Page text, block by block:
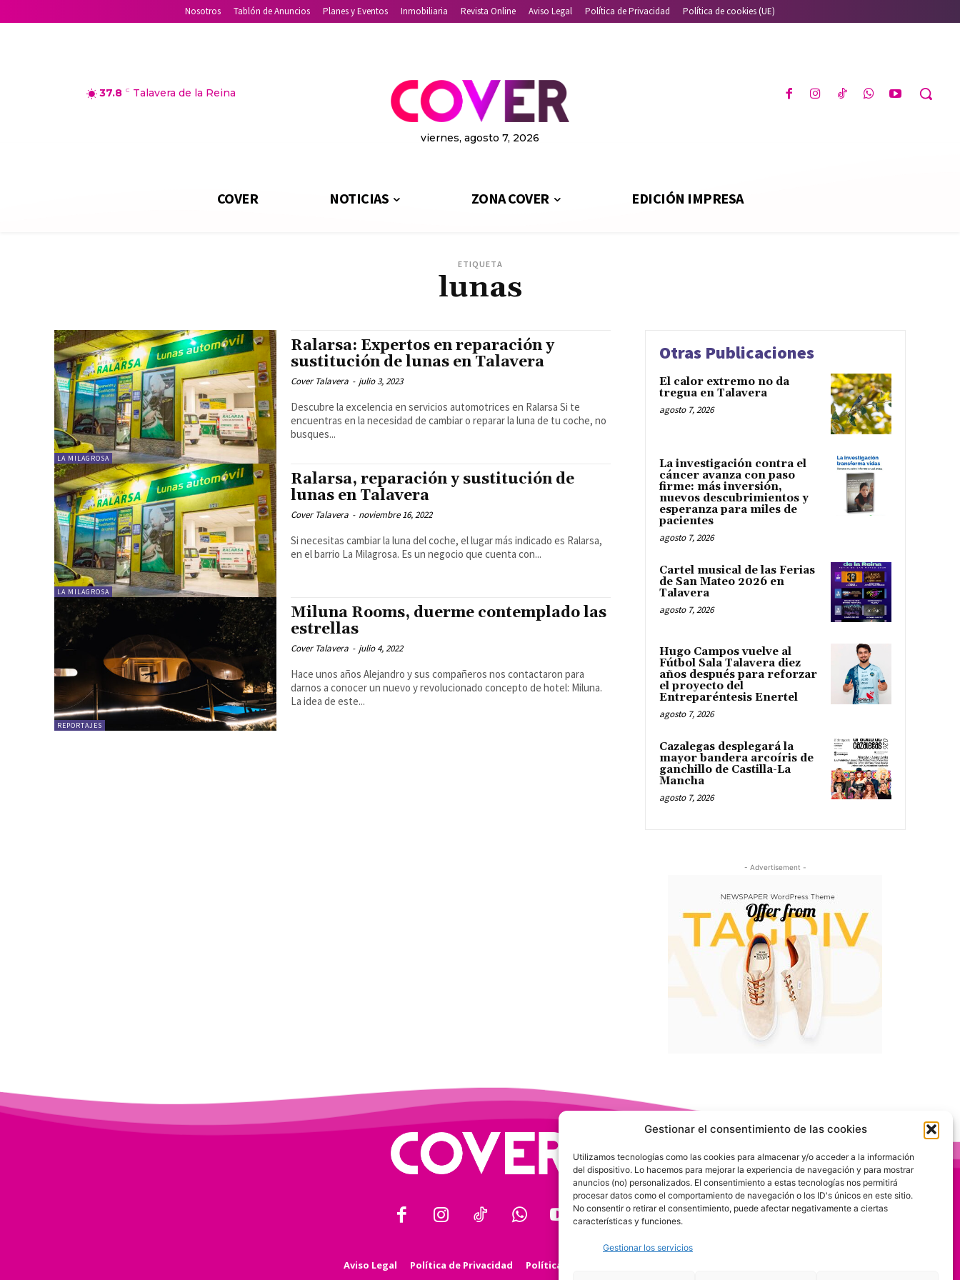
Gestionar el consentimiento de las cookies
Utilizamos tecnologías como las cookies para almacenar y/o acceder a la información
del dispositivo. Lo hacemos para mejorar la experiencia de navegación y para mostrar
anuncios (no) personalizados. El consentimiento a estas tecnologías nos permitirá
procesar datos como el comportamiento de navegación o los ID's únicos en este sitio.
No consentir o retirar el consentimiento, puede afectar negativamente a ciertas
características y funciones.
Gestionar los servicios
Nosotros Tablón de Anuncios Planes y Eventos Inmobiliaria Revista Online Aviso Legal Política de Privacidad Política de cookies (UE)
37.8 C Talavera de la Reina
viernes, agosto 7, 2026
COVER NOTICIAS ZONA COVER EDICIÓN IMPRESA
ETIQUETA
lunas
LA MILAGROSA
Ralarsa: Expertos en reparación y
sustitución de lunas en Talavera
Cover Talavera - julio 3, 2023
Descubre la excelencia en servicios automotrices en Ralarsa Si te
encuentras en la necesidad de cambiar o reparar la luna de tu coche, no
busques...
LA MILAGROSA
Ralarsa, reparación y sustitución de
lunas en Talavera
Cover Talavera - noviembre 16, 2022
Si necesitas cambiar la luna del coche, el lugar más indicado es Ralarsa,
en el barrio La Milagrosa. Es un negocio que cuenta con...
REPORTAJES
Miluna Rooms, duerme contemplado las
estrellas
Cover Talavera - julio 4, 2022
Hace unos años Alejandro y sus compañeros nos contactaron para
darnos a conocer un nuevo y revolucionado concepto de hotel: Miluna.
La idea de este...
Otras Publicaciones
El calor extremo no da
tregua en Talavera
agosto 7, 2026
La investigación contra el
cáncer avanza con paso
firme: más inversión,
nuevos descubrimientos y
esperanza para miles de
pacientes
agosto 7, 2026
Cartel musical de las Ferias
de San Mateo 2026 en
Talavera
agosto 7, 2026
Hugo Campos vuelve al
Fútbol Sala Talavera diez
años después para reforzar
el proyecto del
Entreparéntesis Enertel
agosto 7, 2026
Cazalegas desplegará la
mayor bandera arcoíris de
ganchillo de Castilla-La
Mancha
agosto 7, 2026
- Advertisement -
Aviso Legal Política de Privacidad Política de Cookies